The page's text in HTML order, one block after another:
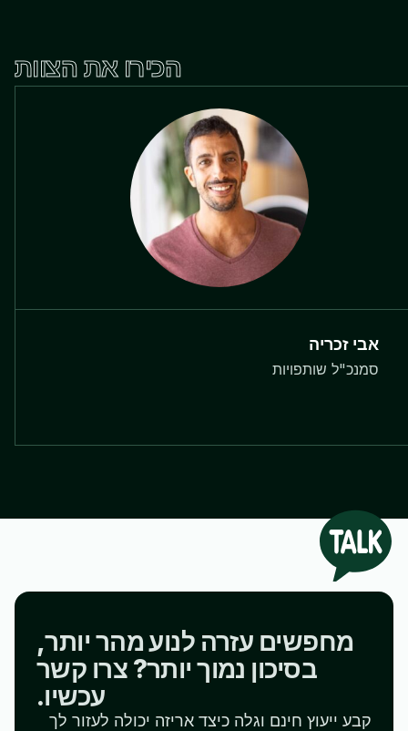
הכירו את הצוות
אבי זכריה
סמנכ"ל שותפויות
מחפשים עזרה לנוע מהר יותר,
בסיכון נמוך יותר? צרו קשר
עכשיו.
קבע ייעוץ חינם וגלה כיצד אריזה יכולה לעזור לך